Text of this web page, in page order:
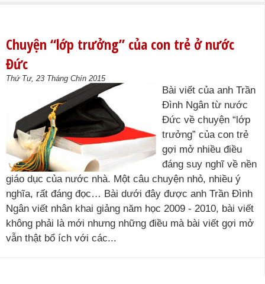
Chuyện “lớp trưởng” của con trẻ ở nước
Đức
Thứ Tư, 23 Tháng Chín 2015
Bài viết của anh Trần
Đình Ngân từ nước
Đức về chuyện “lớp
trưởng” của con trẻ
gợi mở nhiều điều
đáng suy nghĩ về nền
giáo dục của nước nhà. Một câu chuyện nhỏ, nhiều ý
nghĩa, rất đáng đọc… Bài dưới đây được anh Trần Đình
Ngân viết nhân khai giảng năm học 2009 - 2010, bài viết
không phải là mới nhưng những điều mà bài viết gợi mở
vẫn thật bổ ích với các...